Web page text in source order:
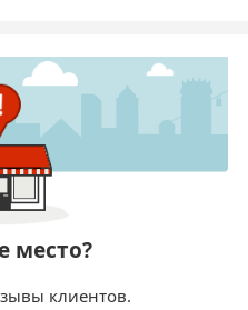
место?
клиентов.